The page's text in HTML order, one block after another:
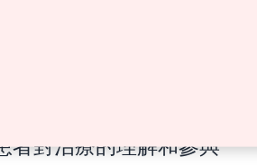
者對治療的理解和參與